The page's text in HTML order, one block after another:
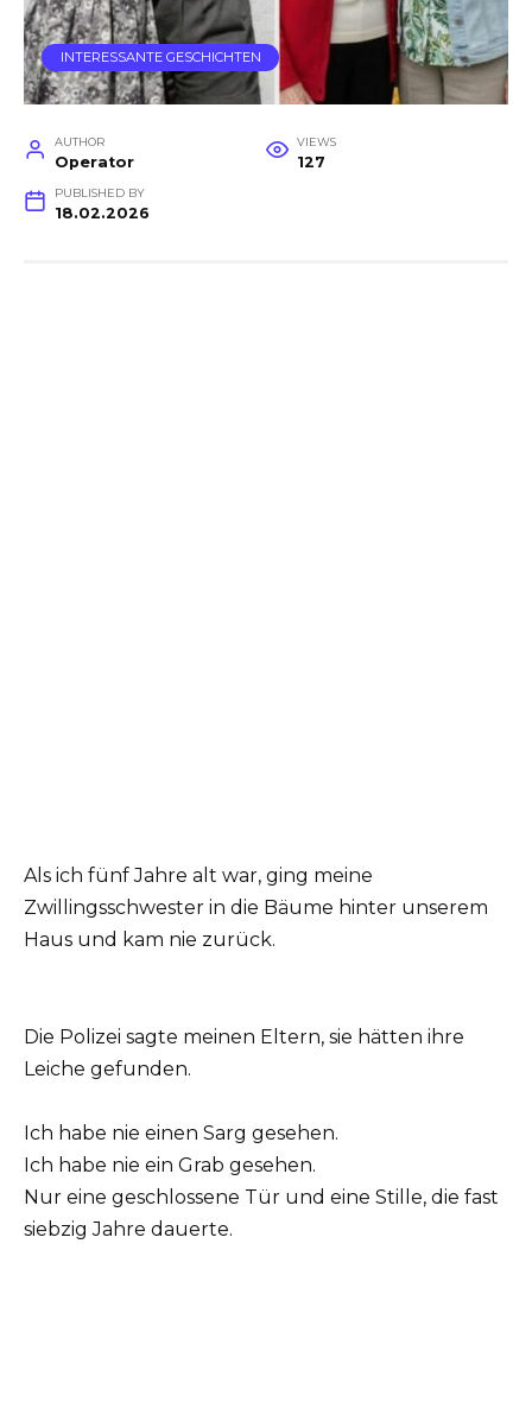
INTERESSANTE GESCHICHTEN
AUTHOR
Operator
VIEWS
127
PUBLISHED BY
18.02.2026
Als ich fünf Jahre alt war, ging meine
Zwillingsschwester in die Bäume hinter unserem
Haus und kam nie zurück.
Die Polizei sagte meinen Eltern, sie hätten ihre
Leiche gefunden.
Ich habe nie einen Sarg gesehen.
Ich habe nie ein Grab gesehen.
Nur eine geschlossene Tür und eine Stille, die fast
siebzig Jahre dauerte.